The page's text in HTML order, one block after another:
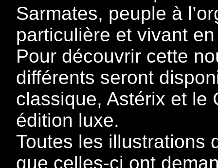
Sarmates, peuple à
particulière et vivant
Pour découvrir cette
différents seront
classique, Astérix et le
édition luxe.
Toutes les illustrations
que celles-ci ont